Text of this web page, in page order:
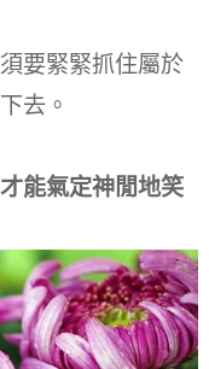
要緊緊抓住屬於
去。
能氣定神閒地笑